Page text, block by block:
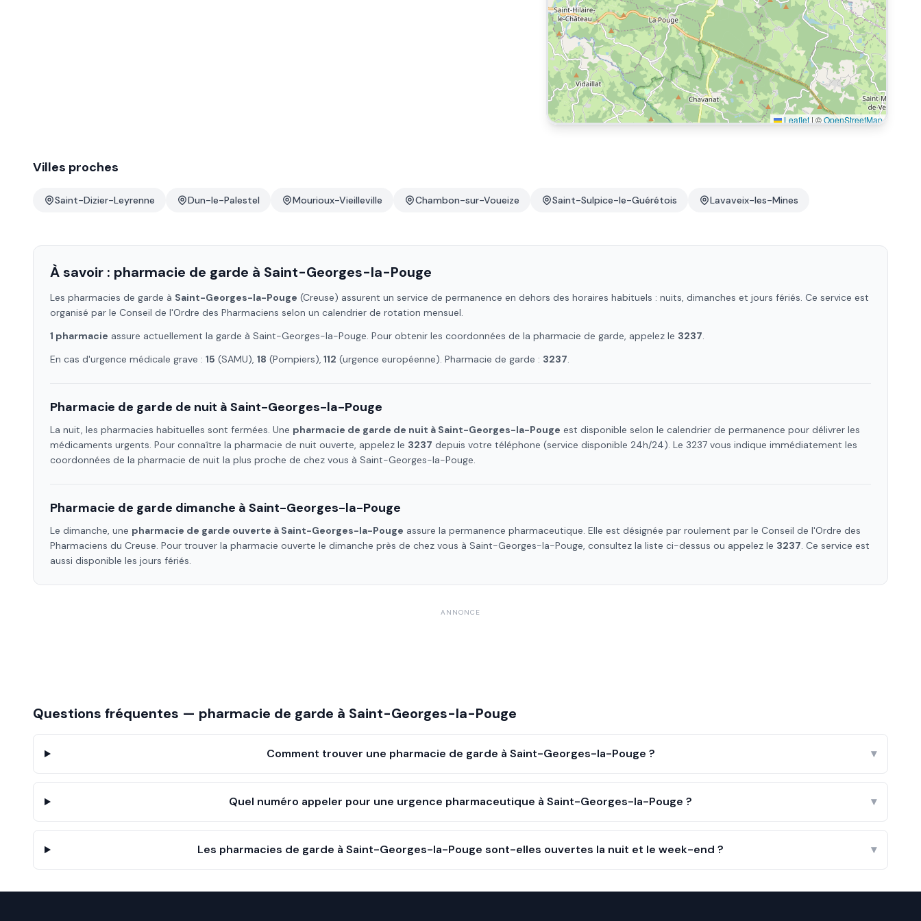
Leaflet | ©OpenStreetMap
Villes proches
Saint-Dizier-Leyrenne Dun-le-Palestel Mourioux-Vieilleville Chambon-sur-Voueize Saint-Sulpice-le-Guérétois Lavaveix-les-Mines
À savoir : pharmacie de garde à Saint-Georges-la-Pouge
Les pharmacies de garde à Saint-Georges-la-Pouge (Creuse) assurent un service de permanence en dehors des horaires habituels : nuits, dimanches et jours fériés. Ce service est
organisé par le Conseil de l'Ordre des Pharmaciens selon un calendrier de rotation mensuel.
1 pharmacie assure actuellement la garde à Saint-Georges-la-Pouge. Pour obtenir les coordonnées de la pharmacie de garde, appelez le 3237.
En cas d'urgence médicale grave : 15 (SAMU), 18 (Pompiers), 112 (urgence européenne). Pharmacie de garde : 3237.
Pharmacie de garde de nuit à Saint-Georges-la-Pouge
La nuit, les pharmacies habituelles sont fermées. Une pharmacie de garde de nuit à Saint-Georges-la-Pouge est disponible selon le calendrier de permanence pour délivrer les
médicaments urgents. Pour connaître la pharmacie de nuit ouverte, appelez le 3237 depuis votre téléphone (service disponible 24h/24). Le 3237 vous indique immédiatement les
coordonnées de la pharmacie de nuit la plus proche de chez vous à Saint-Georges-la-Pouge.
Pharmacie de garde dimanche à Saint-Georges-la-Pouge
Le dimanche, une pharmacie de garde ouverte à Saint-Georges-la-Pouge assure la permanence pharmaceutique. Elle est désignée par roulement par le Conseil de l'Ordre des
Pharmaciens du Creuse. Pour trouver la pharmacie ouverte le dimanche près de chez vous à Saint-Georges-la-Pouge, consultez la liste ci-dessus ou appelez le 3237. Ce service est
aussi disponible les jours fériés.
ANNONCE
Questions fréquentes — pharmacie de garde à Saint-Georges-la-Pouge
Comment trouver une pharmacie de garde à Saint-Georges-la-Pouge ? ▾
Quel numéro appeler pour une urgence pharmaceutique à Saint-Georges-la-Pouge ? ▾
Les pharmacies de garde à Saint-Georges-la-Pouge sont-elles ouvertes la nuit et le week-end ? ▾